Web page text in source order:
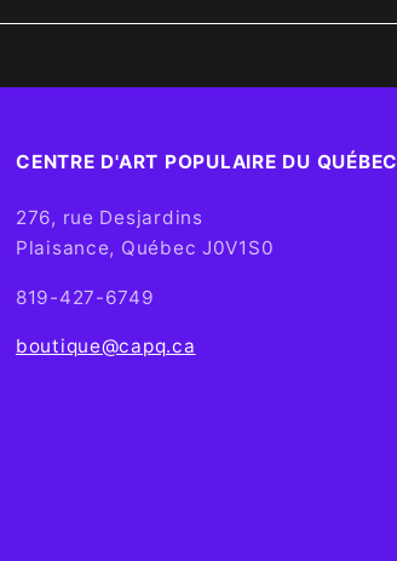
CENTRE D'ART POPULAIRE DU QUÉBEC
276, rue Desjardins
Plaisance, Québec J0V1S0
819-427-6749
boutique@capq.ca